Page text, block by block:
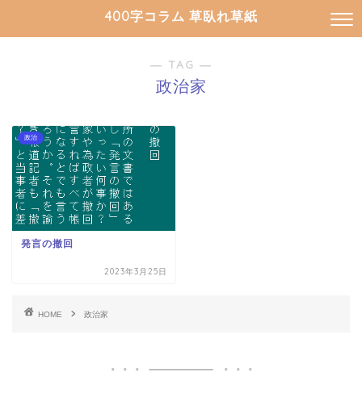
400字コラム 草臥れ草紙
― TAG ―
政治家
政治
発言の撤回
2023年3月25日
HOME 政治家